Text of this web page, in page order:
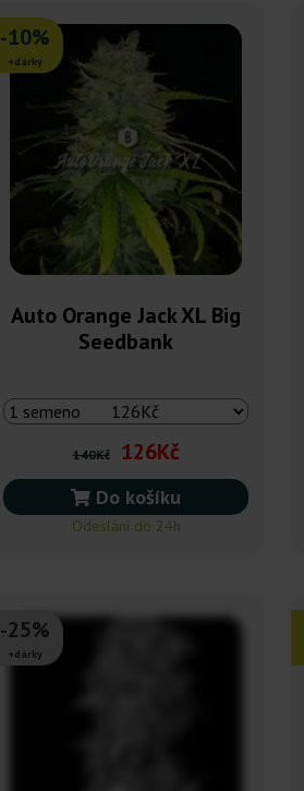
-10%
+dárky
Auto Orange Jack XL Big
Seedbank
140Kč 126Kč
Do košíku
Odeslání do 24h
-25%
+dárky